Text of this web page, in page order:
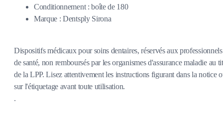
Conditionnement : boîte de 180
Marque : Dentsply Sirona
Dispositifs médicaux pour soins dentaires, réservés aux professionnels
de santé, non remboursés par les organismes d'assurance maladie au
de la LPP. Lisez attentivement les instructions figurant dans la notice
sur l'étiquetage avant toute utilisation.
.